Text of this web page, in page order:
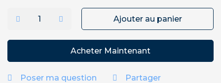
Ajouter au panier
Acheter Maintenant
Poser ma question Partager